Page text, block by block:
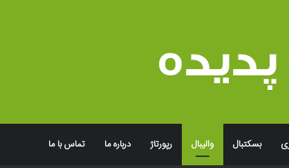
بسکتبال والیبال رپورتاژ درباره ما تماس با ما